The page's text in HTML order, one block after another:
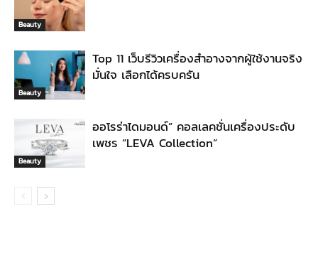
Beauty
Beauty
Top 11 เว็บรีวิวเครื่องสำอางจากผู้ใช้งานจริง
มั่นใจ เลือกได้ครบครัน
Beauty
ออโรร่าไดมอนด์” คอลเลคชั่นเครื่องประดับ
เพชร “LEVA Collection”